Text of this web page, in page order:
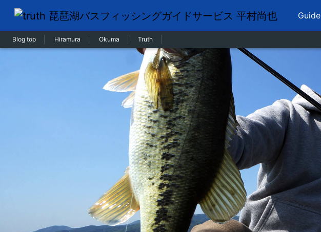
Guide
Blog top Hiramura Okuma Truth